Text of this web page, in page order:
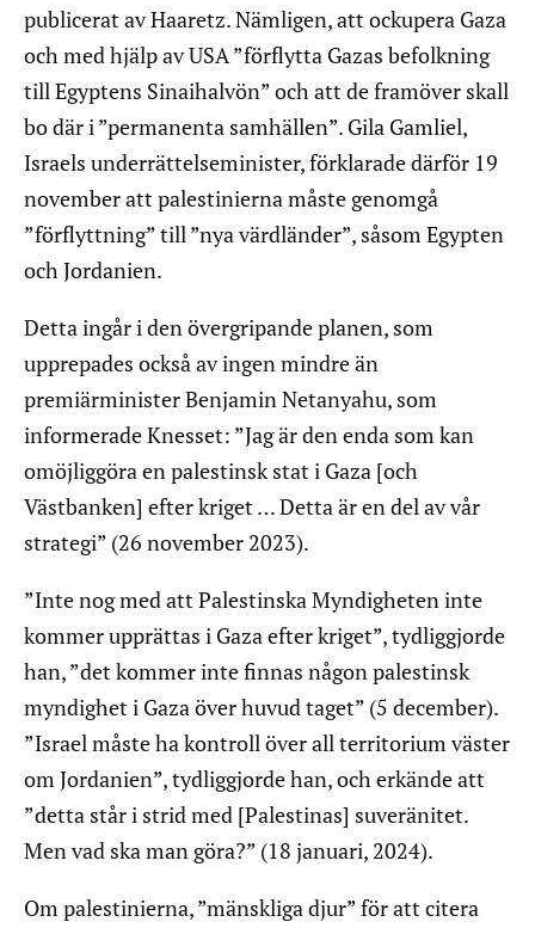
publicerat av Haaretz. Nämligen, att ockupera Gaza
och med hjälp av USA ”förflytta Gazas befolkning
till Egyptens Sinaihalvön” och att de framöver skall
bo där i ”permanenta samhällen”. Gila Gamliel,
Israels underrättelseminister, förklarade därför 19
november att palestinierna måste genomgå
”förflyttning” till ”nya värdländer”, såsom Egypten
och Jordanien.
Detta ingår i den övergripande planen, som
upprepades också av ingen mindre än
premiärminister Benjamin Netanyahu, som
informerade Knesset: ”Jag är den enda som kan
omöjliggöra en palestinsk stat i Gaza [och
Västbanken] efter kriget … Detta är en del av vår
strategi” (26 november 2023).
”Inte nog med att Palestinska Myndigheten inte
kommer upprättas i Gaza efter kriget”, tydliggjorde
han, ”det kommer inte finnas någon palestinsk
myndighet i Gaza över huvud taget” (5 december).
”Israel måste ha kontroll över all territorium väster
om Jordanien”, tydliggjorde han, och erkände att
”detta står i strid med [Palestinas] suveränitet.
Men vad ska man göra?” (18 januari, 2024).
Om palestinierna, ”mänskliga djur” för att citera